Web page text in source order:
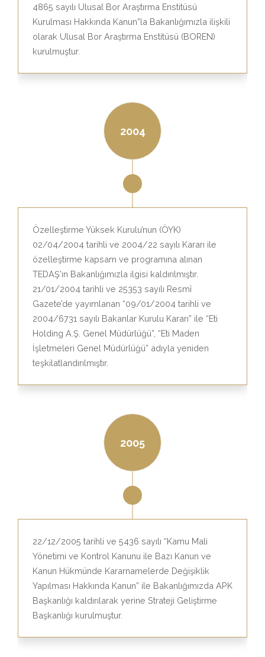
4865 sayılı Ulusal Bor Araştırma Enstitüsü
Kurulması Hakkında Kanun”la Bakanlığımızla ilişkili
olarak Ulusal Bor Araştırma Enstitüsü (BOREN)
kurulmuştur.
2004
Özelleştirme Yüksek Kurulu’nun (ÖYK)
02/04/2004 tarihli ve 2004/22 sayılı Kararı ile
özelleştirme kapsam ve programına alınan
TEDAŞ’ın Bakanlığımızla ilgisi kaldırılmıştır.
21/01/2004 tarihli ve 25353 sayılı Resmî
Gazete’de yayımlanan “09/01/2004 tarihli ve
2004/6731 sayılı Bakanlar Kurulu Kararı” ile “Eti
Holding A.Ş. Genel Müdürlüğü”, “Eti Maden
İşletmeleri Genel Müdürlüğü” adıyla yeniden
teşkilatlandırılmıştır.
2005
22/12/2005 tarihli ve 5436 sayılı “Kamu Mali
Yönetimi ve Kontrol Kanunu ile Bazı Kanun ve
Kanun Hükmünde Kararnamelerde Değişiklik
Yapılması Hakkında Kanun” ile Bakanlığımızda APK
Başkanlığı kaldırılarak yerine Strateji Geliştirme
Başkanlığı kurulmuştur.